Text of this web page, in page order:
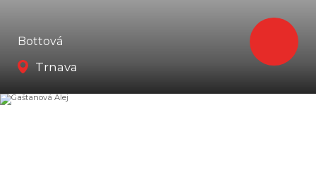
Bottová
Trnava